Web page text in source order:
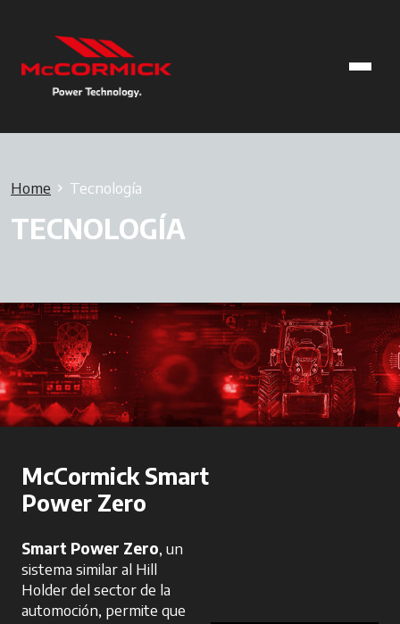
Home Tecnología
TECNOLOGÍA
McCormick Smart
Power Zero
Smart Power Zero, un
sistema similar al Hill
Holder del sector de la
automoción, permite que